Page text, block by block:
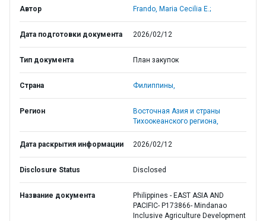
Автор Frando, Maria Cecilia E.;
Дата подготовки документа 2026/02/12
Тип документа План закупок
Страна Филиппины,
Регион
Восточная Азия и страны
Тихоокеанского региона,
Дата раскрытия информации 2026/02/12
Disclosure Status Disclosed
Название документа
Philippines - EAST ASIA AND
PACIFIC- P173866- Mindanao
Inclusive Agriculture Development